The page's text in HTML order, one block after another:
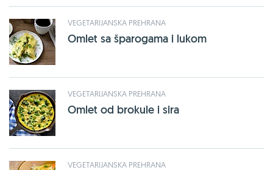
VEGETARIJANSKA PREHRANA
Omlet sa šparogama i lukom
VEGETARIJANSKA PREHRANA
Omlet od brokule i sira
VEGETARIJANSKA PREHRANA